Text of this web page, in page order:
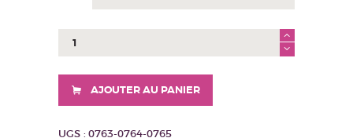
CREAMSAJOUTER AU PANIER
UGS :0763-0764-0765